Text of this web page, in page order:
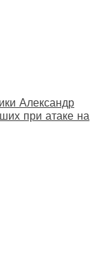
Александр
при атаке на